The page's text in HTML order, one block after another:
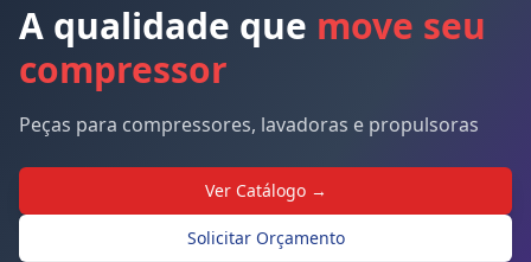
A qualidade que move seu
compressor
Peças para compressores, lavadoras e propulsoras
Ver Catálogo →
Solicitar Orçamento